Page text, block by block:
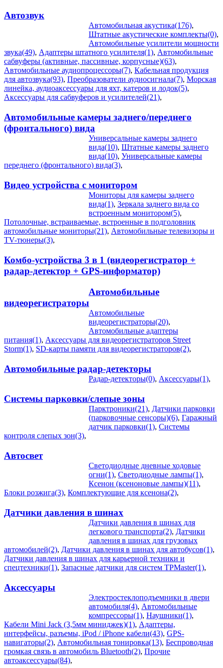
Автозвук
Автомобильная акустика(176),
Штатные акустические комплекты(0),
Автомобильные усилители мощности
звука(49), Адаптеры штатного усилителя(1), Автомобильные
сабвуферы (активные, пассивные, корпусные)(63),
Автомобильные аудиопроцессоры(7), Кабельная продукция
для автозвука(93), Преобразователи аудиосигнала(7), Морская
линейка, аудиоаксессуары для яхт, катеров и лодок(5),
Аксессуары для сабвуферов и усилителей(21),
Автомобильные камеры заднего/переднего
(фронтального) вида
Универсальные камеры заднего
вида(10), Штатные камеры заднего
вида(10), Универсальные камеры
переднего (фронтального) вида(3),
Видео устройства c монитором
Мониторы для камеры заднего
вида(1), Зеркала заднего вида со
встроенным монитором(5),
Потолочные, встраиваемые, встроенные в подголовник
автомобильные мониторы(21), Автомобильные телевизоры и
TV-тюнеры(3),
Комбо-устройства 3 в 1 (видеорегистратор +
радар-детектор + GPS-информатор)
Автомобильные
видеорегистраторы
Автомобильные
видеорегистраторы(20),
Автомобильные адаптеры
питания(1), Аксессуары для видеорегистраторов Street
Storm(1), SD-карты памяти для видеорегистраторов(2),
Автомобильные радар-детекторы
Радар-детекторы(0), Аксессуары(1),
Системы парковки/слепые зоны
Парктроники(21), Датчики парковки
(парковочные сенсоры)(6), Гаражный
датчик парковки(1), Системы
контроля слепых зон(3),
Автосвет
Светодиодные дневные ходовые
огни(1), Светодиодные лампы(1),
Ксенон (ксеноновые лампы)(11),
Блоки розжига(3), Комплектующие для ксенона(2),
Датчики давления в шинах
Датчики давления в шинах для
легкового транспорта(2), Датчики
давления в шинах для грузовых
автомобилей(2), Датчики давления в шинах для автобусов(1),
Датчики давления в шинах для карьерной техники и
спецтехники(1), Запасные датчики для систем TPMaster(1),
Аксессуары
Электростеклоподъемники в двери
автомобиля(4), Автомобильные
компрессоры(1), Наушники(1),
Кабели Mini Jack (3,5мм миниджек)(1), Адаптеры,
интерфейсы, разъемы, iPod / iPhone кабели(43), GPS-
навигаторы(2), Автомобильная тонировка(13), Беспроводная
громкая связь в автомобиль Bluetooth(2), Прочие
автоаксессуары(84),